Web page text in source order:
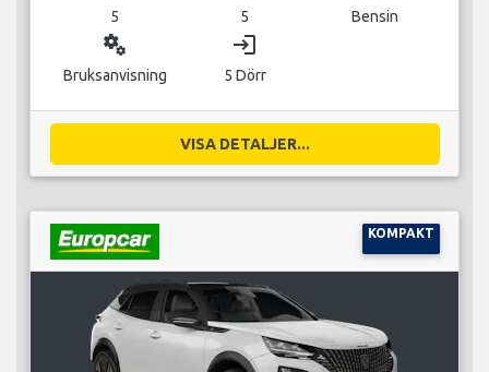
5 5 Bensin
miscellaneous_services
Bruksanvisning
login
5 Dörr
VISA DETALJER...
KOMPAKT